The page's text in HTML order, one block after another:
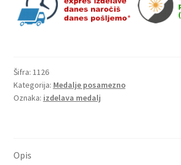
Šifra: 1126
Kategorija: Medalje posamezno
Oznaka: izdelava medalj
Opis